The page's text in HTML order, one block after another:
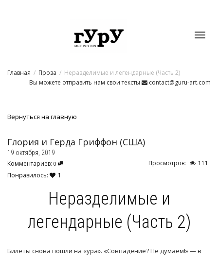
Главная Проза
Неразделимые и легендарные (Часть 2)
Вы можете отправить нам свои тексты
contact@guru-art.com
Вернуться на главную
Глория и Герда Гриффон (США)
19 октября, 2019
Комментариев: 0 Просмотров:
111
Понравилось:
1
Неразделимые и
легендарные (Часть 2)
Билеты снова пошли на «ура». «Совпадение? Не думаем!» — в